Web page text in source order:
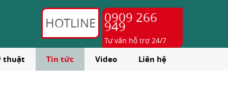
HOTLINE 0909 266
949
Tư vấn hỗ trợ 24/7
thuật Tin tức Video Liên hệ